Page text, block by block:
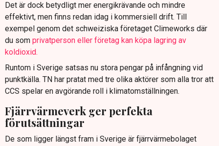
Det är dock betydligt mer energikrävande och mindre
effektivt, men finns redan idag i kommersiell drift. Till
exempel genom det schweiziska företaget Climeworks där
du som privatperson eller företag kan köpa lagring av
koldioxid.
Runtom i Sverige satsas nu stora pengar på infångning vid
punktkälla. TN har pratat med tre olika aktörer som alla tror att
CCS spelar en avgörande roll i klimatomställningen.
Fjärrvärmeverk ger perfekta
förutsättningar
De som ligger längst fram i Sverige är fjärrvärmebolaget